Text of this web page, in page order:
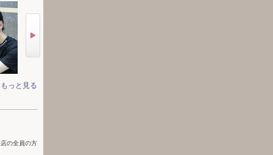
もっと見る
の全員の方